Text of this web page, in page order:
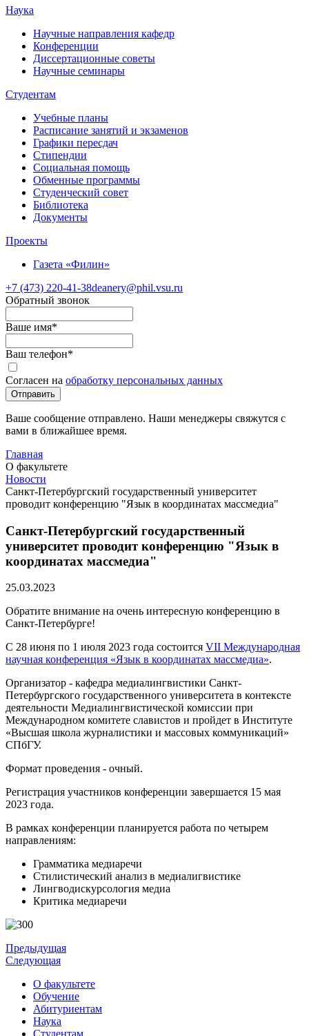
Наука
Научные направления кафедр
Конференции
Диссертационные советы
Научные семинары
Студентам
Учебные планы
Расписание занятий и экзаменов
Графики пересдач
Стипендии
Социальная помощь
Обменные программы
Студенческий совет
Библиотека
Документы
Проекты
Газета «Филин»
+7 (473) 220-41-38deanery@phil.vsu.ru
Обратный звонок
Ваше имя*
Ваш телефон*
Согласен на обработку персональных данных
Отправить
Ваше сообщение отправлено. Наши менеджеры свяжутся с
вами в ближайшее время.
Главная
О факультете
Новости
Санкт-Петербургский государственный университет
проводит конференцию "Язык в координатах массмедиа"
Санкт-Петербургский государственный
университет проводит конференцию "Язык в
координатах массмедиа"
25.03.2023
Обратите внимание на очень интересную конференцию в
Санкт-Петербурге!
С 28 июня по 1 июля 2023 года состоится VII Международная
научная конференция «Язык в координатах массмедиа».
Организатор - кафедра медиалингвистики Санкт-
Петербургского государственного университета в контексте
деятельности Медиалингвистической комиссии при
Международном комитете славистов и пройдет в Институте
«Высшая школа журналистики и массовых коммуникаций»
СПбГУ.
Формат проведения - очный.
Регистрация участников конференции завершается 15 мая
2023 года.
В рамках конференции планируется работа по четырем
направлениям:
Грамматика медиаречи
Стилистический анализ в медиалигвистике
Лингводискурсология медиа
Критика медиаречи
Предыдущая
Следующая
О факультете
Обучение
Абитуриентам
Наука